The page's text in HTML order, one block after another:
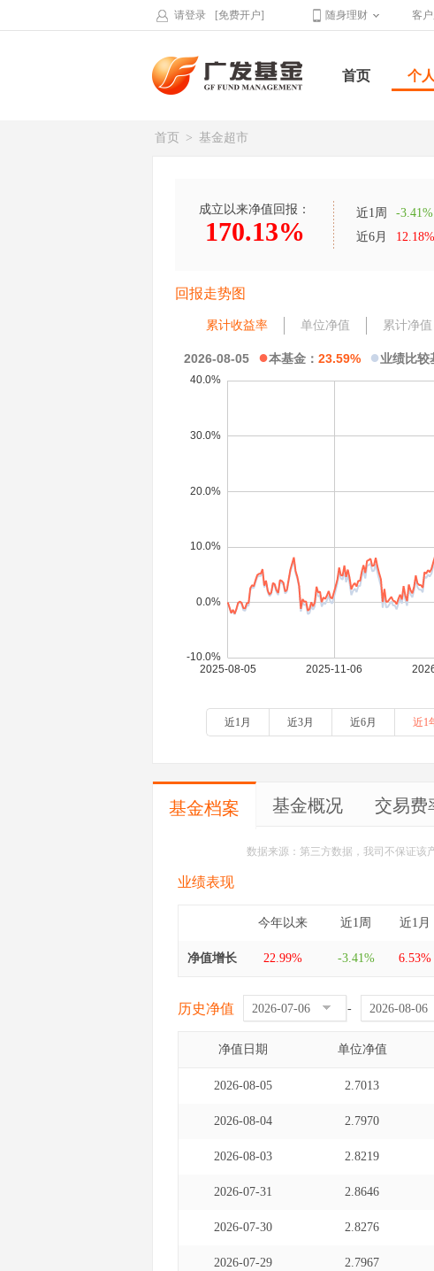
请登录 [免费开户] 随身理财 客
首页 个
首页 > 基金超市
成立以来净值回报：
170.13%
近1周 -3.41%
近6月
12.18%
回报走势图
累计收益率 单位净值 累计净值
2026-08-05 ●本基金： 23.59% ●业绩比较
近1月 近3月 近6月 近1
基金档案 基金概况 交易费
数据来源：第三方数据，我司不保证该
业绩表现
今年以来 近1周 近1月
净值增长 22.99% -3.41% 6.53%
历史净值 -
净值日期 单位净值
2026-08-05 2.7013
2026-08-04 2.7970
2026-08-03 2.8219
2026-07-31 2.8646
2026-07-30 2.8276
2026-07-29 2.7967